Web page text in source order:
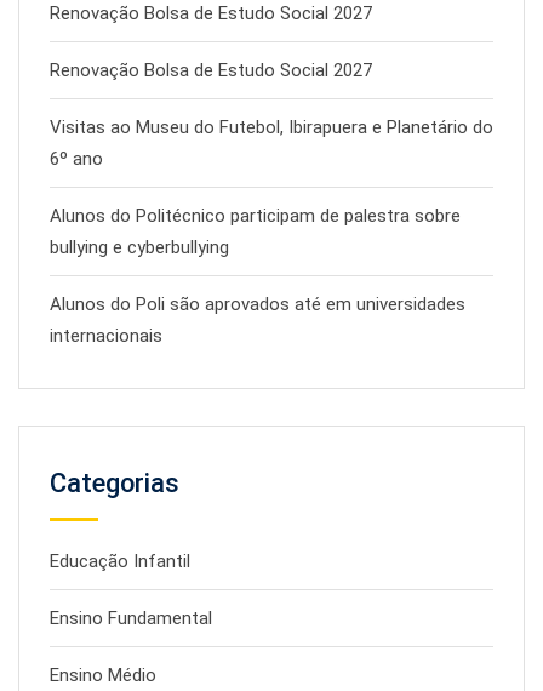
Renovação Bolsa de Estudo Social 2027
Renovação Bolsa de Estudo Social 2027
Visitas ao Museu do Futebol, Ibirapuera e Planetário do
6º ano
Alunos do Politécnico participam de palestra sobre
bullying e cyberbullying
Alunos do Poli são aprovados até em universidades
internacionais
Categorias
Educação Infantil
Ensino Fundamental
Ensino Médio